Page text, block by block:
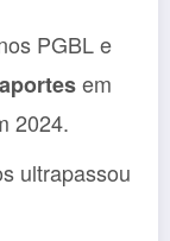
PGBL e
em
2024.
ultrapassou